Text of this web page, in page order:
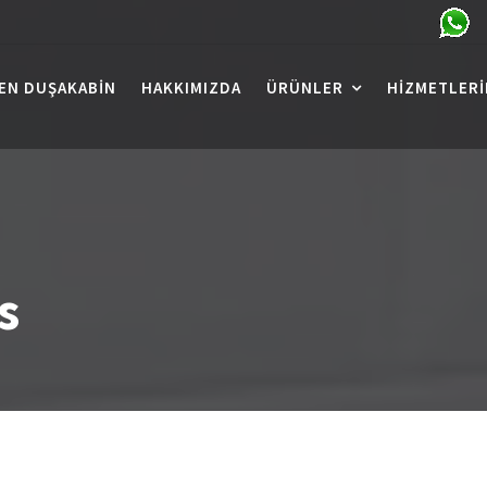
DUŞAKABIN HAKKIMIZDA ÜRÜNLER